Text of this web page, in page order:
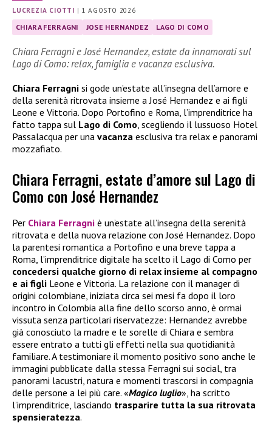
LUCREZIA CIOTTI | 1 AGOSTO 2026
CHIARA FERRAGNI JOSE HERNANDEZ LAGO DI COMO
Chiara Ferragni e José Hernandez, estate da innamorati sul
Lago di Como: relax, famiglia e vacanza esclusiva.
Chiara Ferragni si gode un’estate all’insegna dell’amore e
della serenità ritrovata insieme a José Hernandez e ai figli
Leone e Vittoria. Dopo Portofino e Roma, l’imprenditrice ha
fatto tappa sul Lago di Como , scegliendo il lussuoso Hotel
Passalacqua per una vacanza esclusiva tra relax e panorami
mozzafiato.
Chiara Ferragni, estate d’amore sul Lago di
Como con José Hernandez
Per Chiara Ferragni è un’estate all’insegna della serenità
ritrovata e della nuova relazione con José Hernandez. Dopo
la parentesi romantica a Portofino e una breve tappa a
Roma, l’imprenditrice digitale ha scelto il Lago di Como per
concedersi qualche giorno di relax insieme al compagno
e ai figli Leone e Vittoria. La relazione con il manager di
origini colombiane, iniziata circa sei mesi fa dopo il loro
incontro in Colombia alla fine dello scorso anno, è ormai
vissuta senza particolari riservatezze: Hernandez avrebbe
già conosciuto la madre e le sorelle di Chiara e sembra
essere entrato a tutti gli effetti nella sua quotidianità
familiare. A testimoniare il momento positivo sono anche le
immagini pubblicate dalla stessa Ferragni sui social, tra
panorami lacustri, natura e momenti trascorsi in compagnia
delle persone a lei più care. «Magico luglio», ha scritto
l’imprenditrice, lasciando trasparire tutta la sua ritrovata
spensieratezza.